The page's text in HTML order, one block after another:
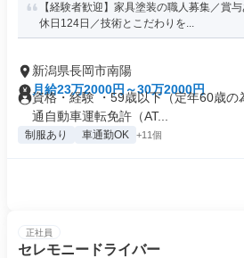
【経験者歓迎】家具塗装の職人募集／賞
休日124日／技術とこだわりを...
新潟県長岡市南陽
月給23万2000円～30万2000円
資格・経験 ・59歳以下（定年60歳の
通自動車運転免許（AT...
制服あり 車通勤OK +11個
正社員
セレモニードライバー